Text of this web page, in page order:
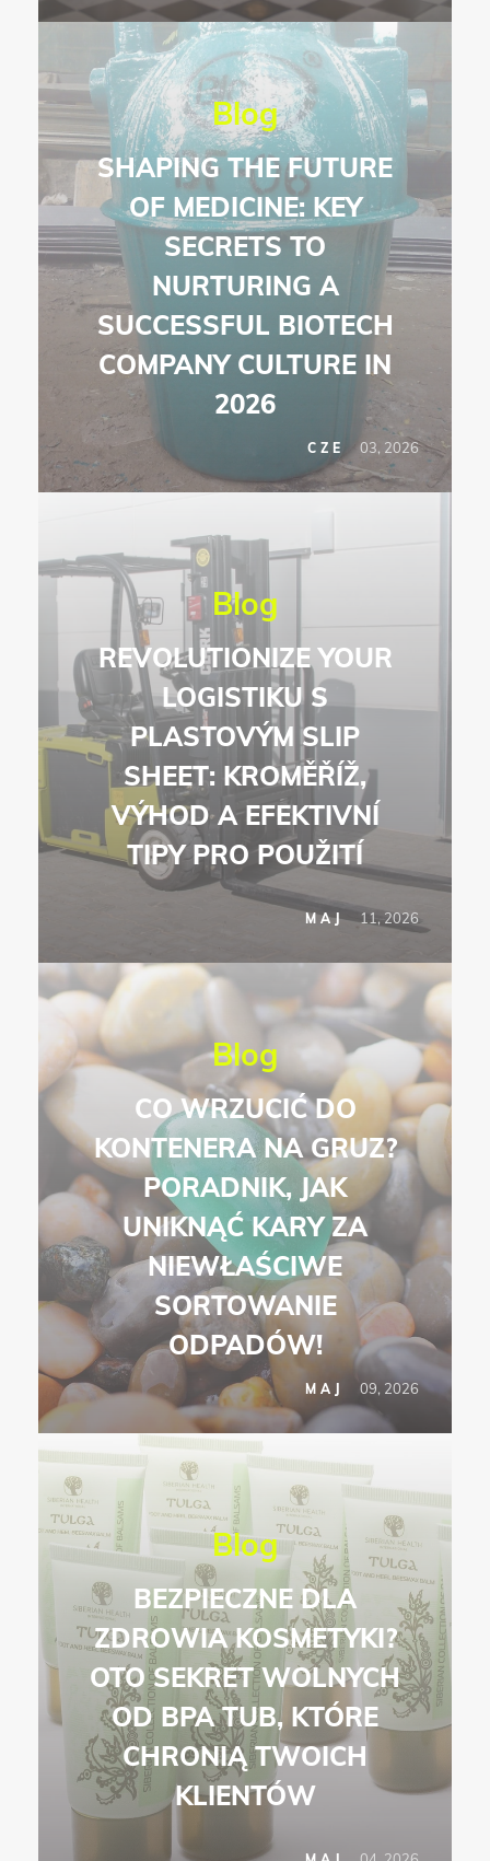
Blog
SHAPING THE FUTURE
OF MEDICINE: KEY
SECRETS TO
NURTURING A
SUCCESSFUL BIOTECH
COMPANY CULTURE IN
2026
CZE 03, 2026
Blog
REVOLUTIONIZE YOUR
LOGISTIKU S
PLASTOVÝM SLIP
SHEET: KROMĚŘÍŽ,
VÝHOD A EFEKTIVNÍ
TIPY PRO POUŽITÍ
MAJ 11, 2026
Blog
CO WRZUCIĆ DO
KONTENERA NA GRUZ?
PORADNIK, JAK
UNIKNĄĆ KARY ZA
NIEWŁAŚCIWE
SORTOWANIE
ODPADÓW!
MAJ 09, 2026
Blog
BEZPIECZNE DLA
ZDROWIA KOSMETYKI?
OTO SEKRET WOLNYCH
OD BPA TUB, KTÓRE
CHRONIĄ TWOICH
KLIENTÓW